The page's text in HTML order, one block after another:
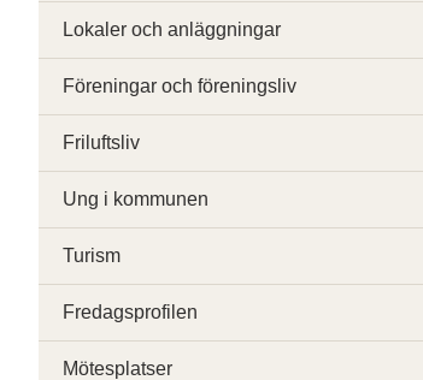
Lokaler och anläggningar
Föreningar och föreningsliv
Friluftsliv
Ung i kommunen
Turism
Fredagsprofilen
Mötesplatser